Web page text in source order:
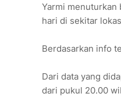
Yarmi menuturkan
hari di sekitar
Berdasarkan info
Dari data yang
dari pukul 20.00